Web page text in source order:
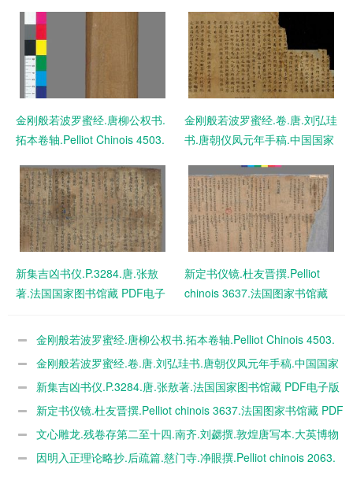
金刚般若波罗蜜经.唐柳公权书.
拓本卷轴.Pelliot Chinois 4503.
下载
金刚般若波罗蜜经.卷.唐.刘弘珪
书.唐朝仪凤元年手稿.中国国家
下载
新集吉凶书仪.P.3284.唐.张敖
著.法国国家图书馆藏 PDF电子
新定书仪镜.杜友晋撰.Pelliot
chinois 3637.法国图家书馆藏
金刚般若波罗蜜经.唐柳公权书.拓本卷轴.Pelliot Chinois 4503.
法国国家图书馆藏 PDF电子版下载
金刚般若波罗蜜经.卷.唐.刘弘珪书.唐朝仪凤元年手稿.中国国家
图书馆藏敦煌卷轴 PDF电子版下载
新集吉凶书仪.P.3284.唐.张敖著.法国国家图书馆藏 PDF电子版
下载新定书仪镜.杜友晋撰.Pelliot chinois 3637.法国图家书馆藏 PDF
电子版下载
文心雕龙.残卷存第二至十四.南齐.刘勰撰.敦煌唐写本.大英博物
馆藏.S.5478 PDF电子版下载
因明入正理论略抄.后疏篇.慈门寺.净眼撰.Pelliot chinois 2063.